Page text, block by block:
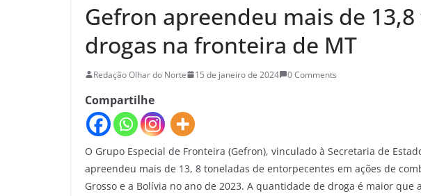
Gefron apreendeu mais de
drogas na fronteira de MT
Redação Olhar do Norte 15 de janeiro de 2024 0 Comments
Compartilhe
O Grupo Especial de Fronteira (Gefron), vinculado à Secretaria de
apreendeu mais de 13, 8 toneladas de entorpecentes em ações de
Grosso e a Bolívia no ano de 2023. A quantidade de droga é maior